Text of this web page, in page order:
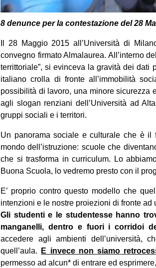
8 denunce per la contestazione del 28
Il 28 Maggio 2015 all’Università di
convegno firmato Almalaurea. All’interno
territtoriale”, si evinceva la gravità dei dati
italiano crolla di fronte all’immobilità
possibilità di lavoro, una minore sicurezza
agli slogan renziani dell’Università ad
gruppi sociali e i territori.
Un panorama sociale e culturale che è il
mondo dell’istruzione: scuole che
che si trasforma in curriculum. Lo
Buona Scuola, lo vedremo presto con il
E’ proprio contro questo modello che
intenzioni e le nostre proiezioni di fronte ad
Gli studenti e le studentesse hanno
manganelli, dentro e fuori i corridoi
accedere agli ambienti dell’università,
quell’aula.
E invece non siamo
permesso ad alcun* di entrare ed